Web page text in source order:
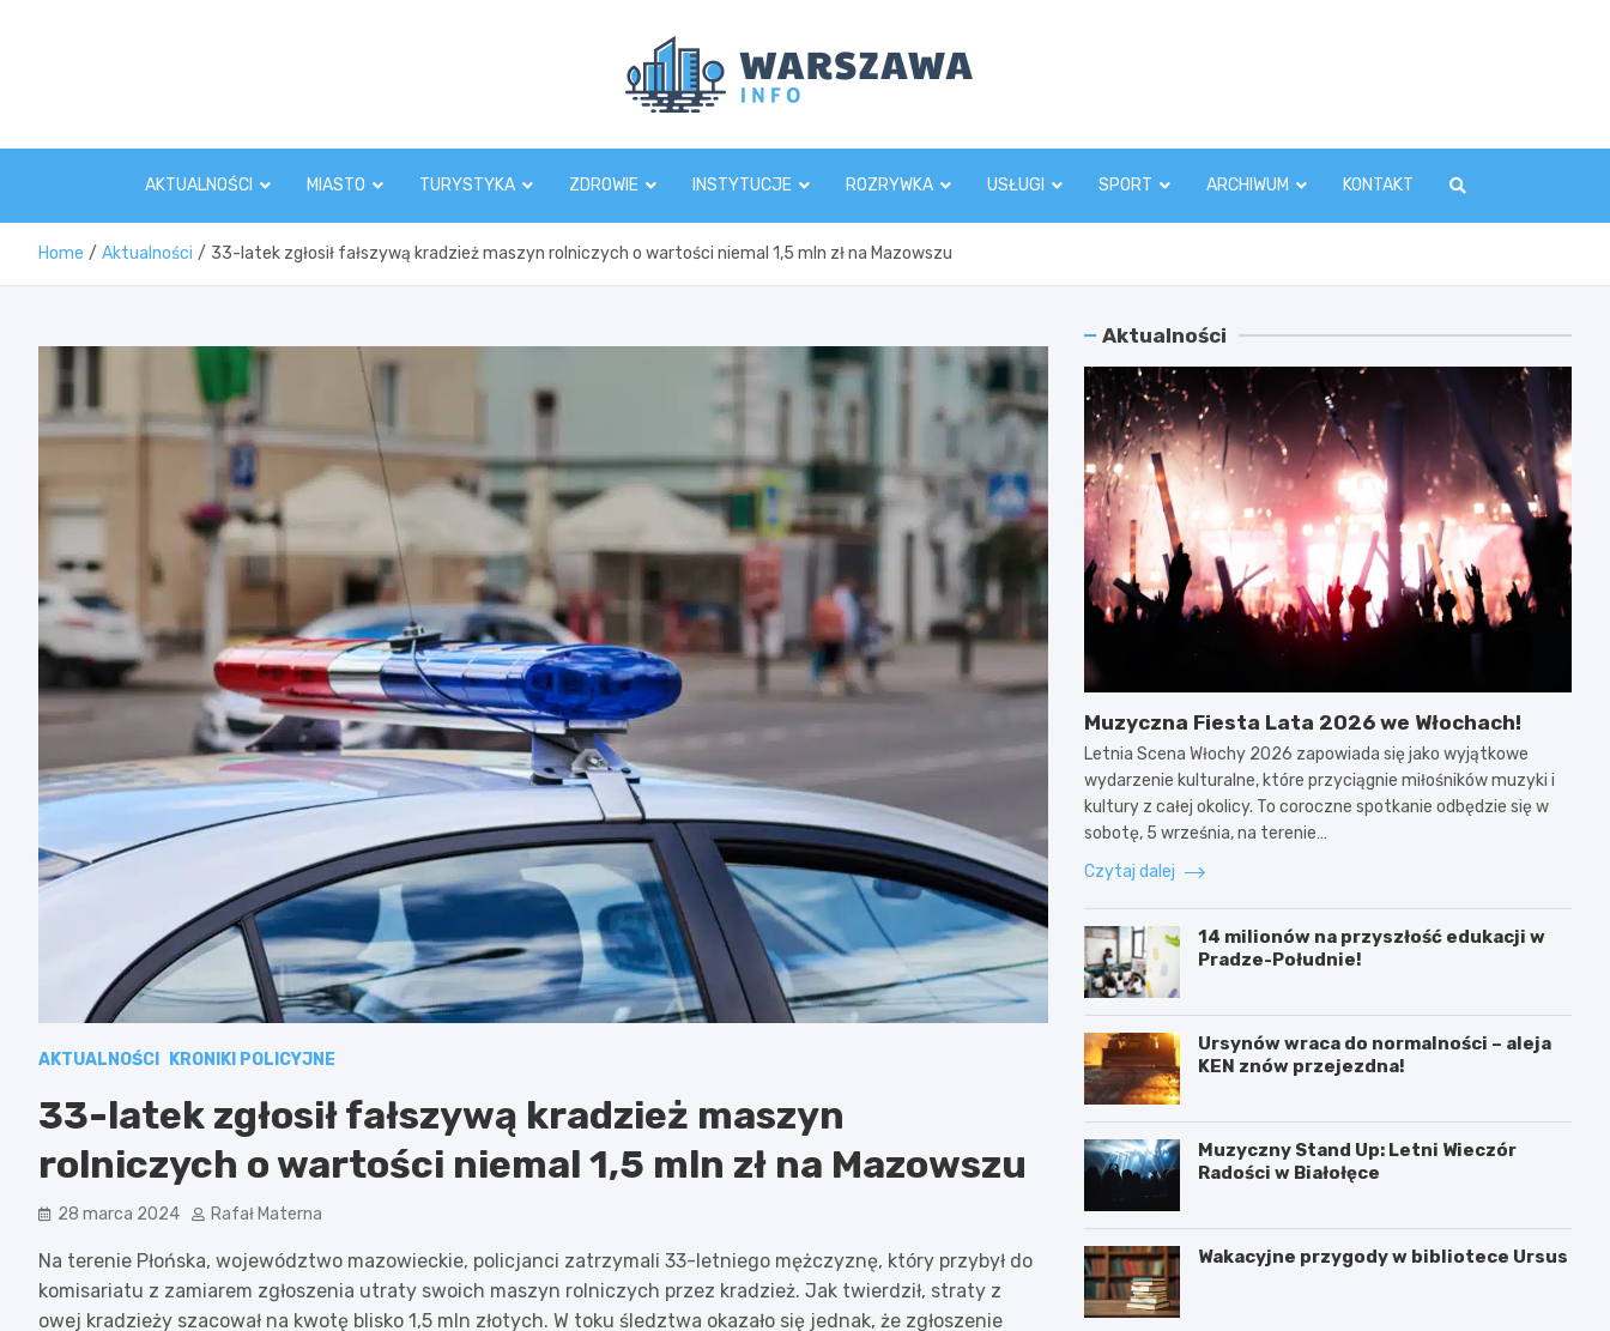
AKTUALNOŚCI MIASTO TURYSTYKA ZDROWIE INSTYTUCJE ROZRYWKA USŁUGI SPORT ARCHIWUM KONTAKT
Home Aktualności 33-latek zgłosił fałszywą kradzież maszyn rolniczych o wartości niemal 1,5 mln zł na Mazowszu
AKTUALNOŚCI KRONIKI POLICYJNE
33-latek zgłosił fałszywą kradzież maszyn
rolniczych o wartości niemal 1,5 mln zł na Mazowszu
28 marca 2024 Rafał Materna
Na terenie Płońska, województwo mazowieckie, policjanci zatrzymali 33-letniego mężczyznę, który przybył do
komisariatu z zamiarem zgłoszenia utraty swoich maszyn rolniczych przez kradzież. Jak twierdził, straty z
owej kradzieży szacował na kwotę blisko 1,5 mln złotych. W toku śledztwa okazało się jednak, że zgłoszenie
Aktualności
Muzyczna Fiesta Lata 2026 we Włochach!
Letnia Scena Włochy 2026 zapowiada się jako wyjątkowe
wydarzenie kulturalne, które przyciągnie miłośników muzyki i
kultury z całej okolicy. To coroczne spotkanie odbędzie się w
sobotę, 5 września, na terenie…
Czytaj dalej
14 milionów na przyszłość edukacji w
Pradze-Południe!
Ursynów wraca do normalności – aleja
KEN znów przejezdna!
Muzyczny Stand Up: Letni Wieczór
Radości w Białołęce
Wakacyjne przygody w bibliotece Ursus